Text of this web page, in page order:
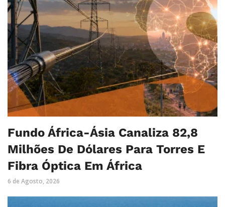
Fundo África-Ásia Canaliza 82,8
Milhões De Dólares Para Torres E
Fibra Óptica Em África
6 de Agosto, 2026